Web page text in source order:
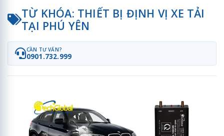
TỪ KHÓA: THIẾT BỊ ĐỊNH VỊ XE TẢI
TẠI PHÚ YÊN
CẦN TƯ VẤN?
0901.732.999